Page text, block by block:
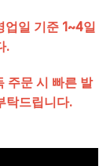
일 기준 1~4일
.
주문 시 빠른 발
탁드립니다.